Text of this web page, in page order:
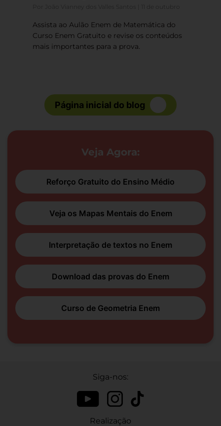
Assista ao Aulão Enem de Matemática do
Curso Enem Gratuito e revise os conteúdos
mais importantes para a prova.
Página inicial do blog
Veja Agora:
Reforço Gratuito do Ensino Médio
Veja os Mapas Mentais do Enem
Interpretação de textos no Enem
Download das provas do Enem
Curso de Geometria Enem
Siga-nos:
Realização